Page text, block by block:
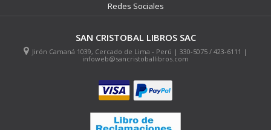
Redes Sociales
SAN CRISTOBAL LIBROS SAC
Jirón Camaná 1039, Cercado de Lima - Perú | 330-5075 / 423-6111 |
infoweb@sancristoballibros.com